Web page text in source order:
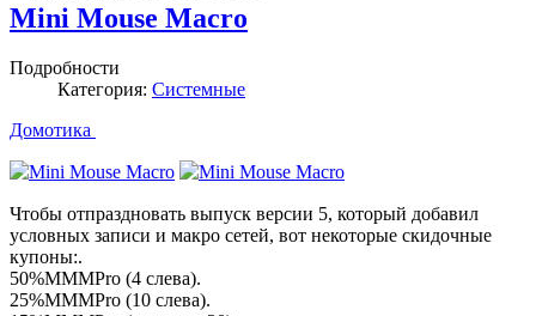
Mini Mouse Macro
Подробности
Категория: Системные
Домотика
Чтобы отпраздновать выпуск версии 5, который добавил
условных записи и макро сетей, вот некоторые скидочные
купоны:.
50%MMMPro (4 слева).
25%MMMPro (10 слева).